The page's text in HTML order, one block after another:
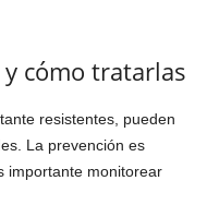
cómo tratarlas
resistentes, pueden
La prevención es
importante monitorear